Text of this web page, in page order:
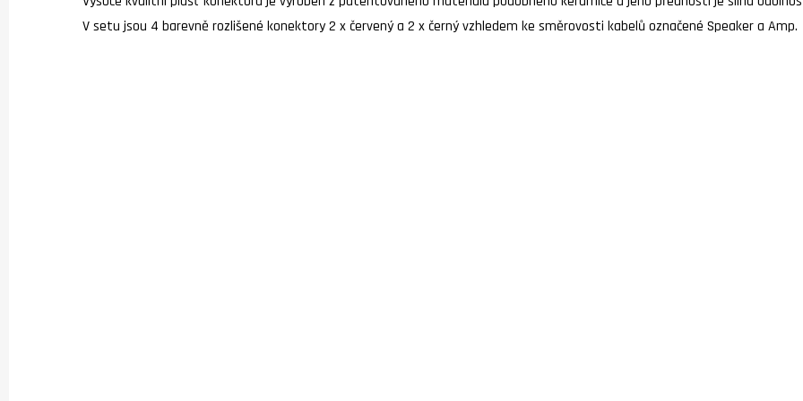
V setu jsou 4 barevně rozlišené konektory 2 x červený a 2 x černý vzhledem ke směrovosti kabelů označené Speaker a Amp.